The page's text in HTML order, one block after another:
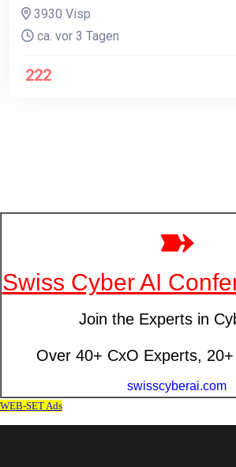
3930 Visp
ca. vor 3 Tagen
222